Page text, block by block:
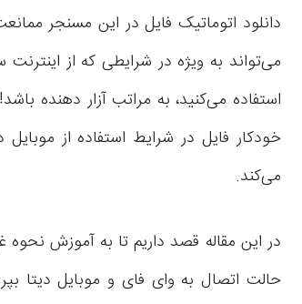
دانلود اتوماتیک فایل در این مسنجر
استفاده می‌کنید، به مراتب آزار دهنده
می‌کند.
در این مقاله قصد داریم تا به آموزش نحوه
حالت اتصال به وای فای و موبایل دیتا